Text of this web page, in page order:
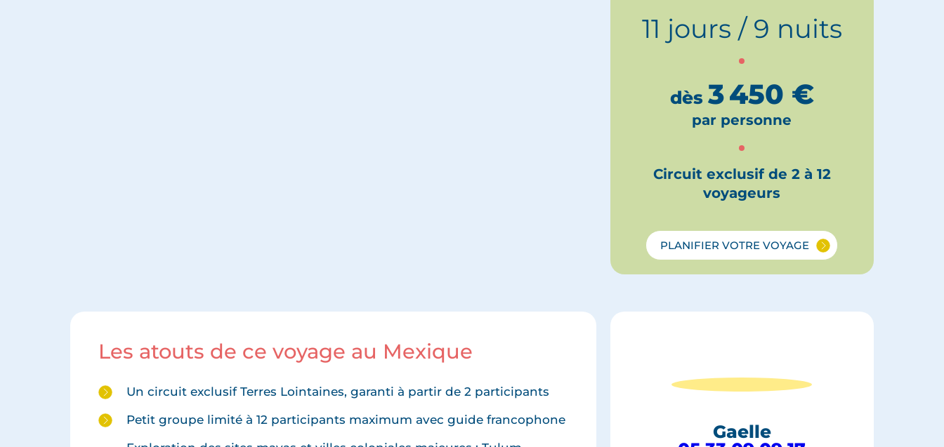
11 jours / 9 nuits
dès 3 450 €
par personne
Circuit exclusif de 2 à 12
voyageurs
PLANIFIER VOTRE VOYAGE
Les atouts de ce voyage au Mexique
Un circuit exclusif Terres Lointaines, garanti à partir de 2 participants
Petit groupe limité à 12 participants maximum avec guide francophone
Gaelle